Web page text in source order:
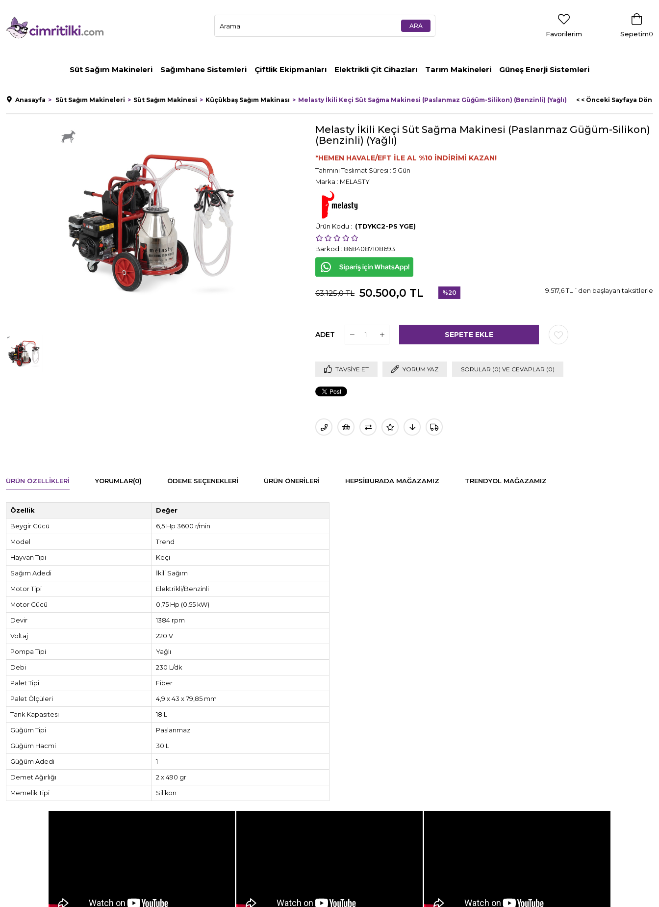
Sepetim0
Favorilerim
Süt Sağım Makineleri Sağımhane Sistemleri Çiftlik Ekipmanları Elektrikli Çit Cihazları Tarım Makineleri Güneş Enerji Sistemleri
Anasayfa Süt Sağım Makineleri Süt Sağım Makinesi Küçükbaş Sağım Makinası Melasty İkili Keçi Süt Sağma Makinesi (Paslanmaz Güğüm-Silikon) (Benzinli) (Yağlı) < < Önceki Sayfaya Dön
Melasty İkili Keçi Süt Sağma Makinesi (Paslanmaz Güğüm-Silikon)
(Benzinli) (Yağlı)
*HEMEN HAVALE/EFT İLE AL %10 İNDİRİMİ KAZAN!
Tahmini Teslimat Süresi : 5 Gün
Marka : MELASTY
(TDYKC2-PS YGE)
Barkod : 8684087108693
63.125,0 TL 50.500,0 TL %20
9.517,6 TL `den başlayan taksitlerle
ADET
TAVSIYE ET YORUM YAZ SORULAR (0) VE CEVAPLAR (0)
ÜRÜN ÖZELLIKLERI YORUMLAR(0) ÖDEME SEÇENEKLERI ÜRÜN ÖNERILERI HEPSIBURADA MAĞAZAMIZ TRENDYOL MAĞAZAMIZ
Özellik Değer
Beygir Gücü 6,5 Hp 3600 r/min
Model Trend
Hayvan Tipi Keçi
Sağım Adedi İkili Sağım
Motor Tipi Elektrikli/Benzinli
Motor Gücü 0,75 Hp (0,55 kW)
Devir 1384 rpm
Voltaj 220 V
Pompa Tipi Yağlı
Debi 230 L/dk
Palet Tipi Fiber
Palet Ölçüleri 4,9 x 43 x 79,85 mm
Tank Kapasitesi 18 L
Güğüm Tipi Paslanmaz
Güğüm Hacmi 30 L
Güğüm Adedi 1
Demet Ağırlığı 2 x 490 gr
Memelik Tipi Silikon